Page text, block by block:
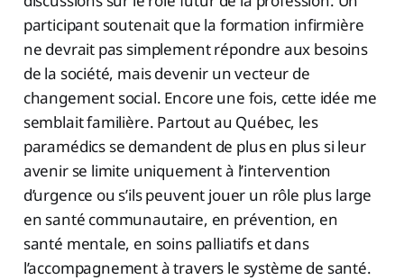
participant soutenait que la formation infirmière
ne devrait pas simplement répondre aux besoins
de la société, mais devenir un vecteur de
changement social. Encore une fois, cette idée me
semblait familière. Partout au Québec, les
paramédics se demandent de plus en plus si leur
avenir se limite uniquement à l’intervention
d’urgence ou s’ils peuvent jouer un rôle plus large
en santé communautaire, en prévention, en
santé mentale, en soins palliatifs et dans
l’accompagnement à travers le système de santé.